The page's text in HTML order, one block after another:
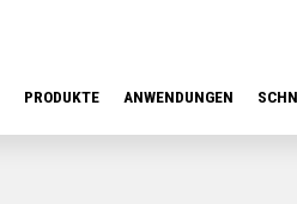
PRODUKTE ANWENDUNGEN